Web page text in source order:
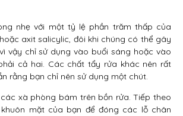
nhẹ với một tỷ lệ phần trăm thấp của
axit salicylic, đôi khi chúng có thể gây
vậy chỉ sử dụng vào buổi sáng hoặc vào
cả hai. Các chất tẩy rửa khác nên rất
rằng bạn chỉ nên sử dụng một chút.
xà phòng bám trên bồn rửa. Tiếp theo
mặt của bạn để đóng các lỗ chân